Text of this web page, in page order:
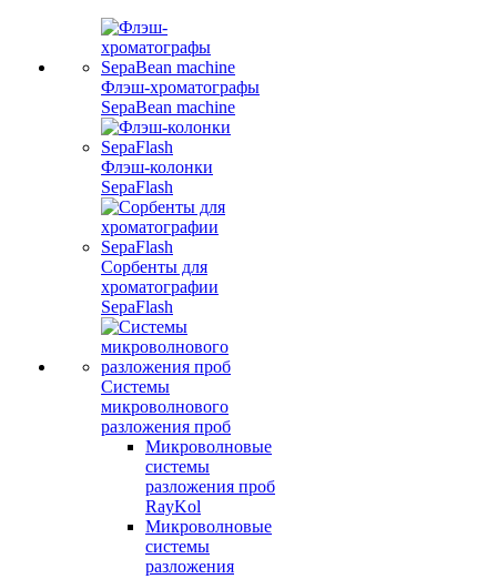
Флэш-хроматографы
SepaBean machine
Флэш-колонки
SepaFlash
Сорбенты для
хроматографии
SepaFlash
Системы
микроволнового
разложения проб
Микроволновые
системы
разложения проб
RayKol
Микроволновые
системы
разложения